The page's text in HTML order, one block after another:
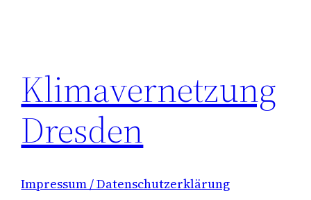
Klimavernetzung
Dresden
Impressum / Datenschutzerklärung